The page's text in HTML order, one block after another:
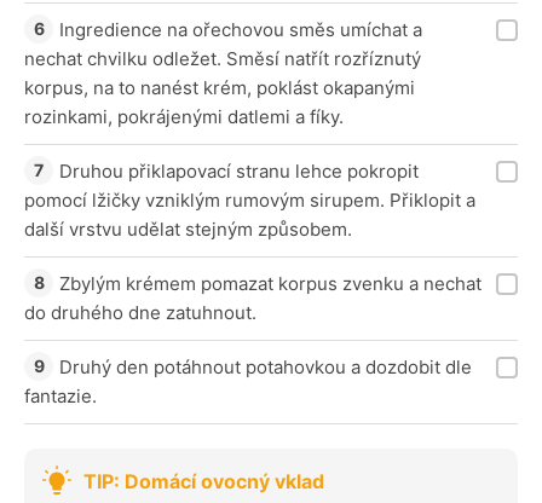
Ingredience na ořechovou směs umíchat a
nechat chvilku odležet. Směsí natřít rozříznutý
korpus, na to nanést krém, poklást okapanými
rozinkami, pokrájenými datlemi a fíky.
Druhou přiklapovací stranu lehce pokropit
pomocí lžičky vzniklým rumovým sirupem. Přiklopit a
další vrstvu udělat stejným způsobem.
Zbylým krémem pomazat korpus zvenku a nechat
do druhého dne zatuhnout.
Druhý den potáhnout potahovkou a dozdobit dle
fantazie.
TIP: Domácí ovocný vklad